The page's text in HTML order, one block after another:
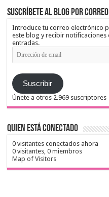
Suscríbete al blog por
Introduce tu correo electrónico
este blog y recibir notificaciones
entradas.
Dirección
de
Suscribir
Únete a otros 2.969 suscriptores
Quien está conectado
0 visitantes conectados ahora
0 visitantes, 0 miembros
Map of Visitors